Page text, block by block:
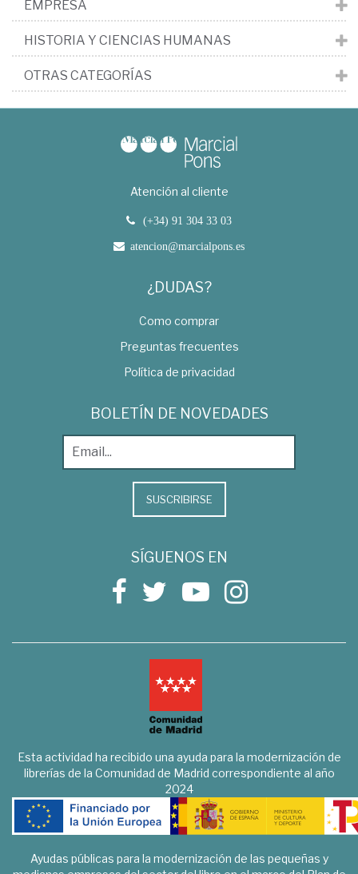
EMPRESA
HISTORIA Y CIENCIAS HUMANAS
OTRAS CATEGORÍAS
Atención al cliente
(+34) 91 304 33 03
atencion@marcialpons.es
¿DUDAS?
Como comprar
Preguntas frecuentes
Política de privacidad
BOLETÍN DE NOVEDADES
SUSCRIBIRSE
SÍGUENOS EN
Esta actividad ha recibido una ayuda para la modernización de
librerías de la Comunidad de Madrid correspondiente al año
2024
Ayudas públicas para la modernización de las pequeñas y